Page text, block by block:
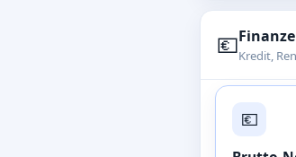
💶Kredit,
💶